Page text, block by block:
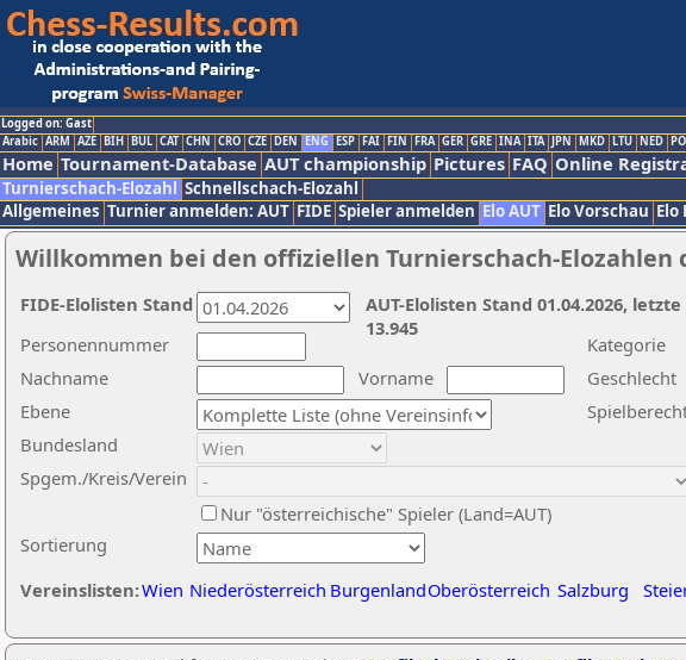
Logged on: Gast
Arabic ARM AZE BIH BUL CAT CHN CRO CZE DEN ENG ESP FAI FIN FRA GER GRE INA ITA JPN MKD LTU NED
Home Tournament-Database AUT championship Pictures FAQ Online
Turnierschach-Elozahl Schnellschach-Elozahl
Allgemeines Turnier anmelden: AUT FIDE Spieler anmelden Elo AUT Elo Vorschau Elo
Willkommen bei den offiziellen Turnierschach-Elozahlen
Nachname
Vorname
Ebene
Kategorie
Sortierung
Personennummer
Bundesland
Spgem./Kreis/Verein
Geschlecht
Nur "österreichische" Spieler (Land=AUT)
Vereinslisten:Wien Niederösterreich BurgenlandOberösterreich Salzburg
AUT-Elolisten Stand 01.04.2026,
13.945
FIDE-Elolisten Stand